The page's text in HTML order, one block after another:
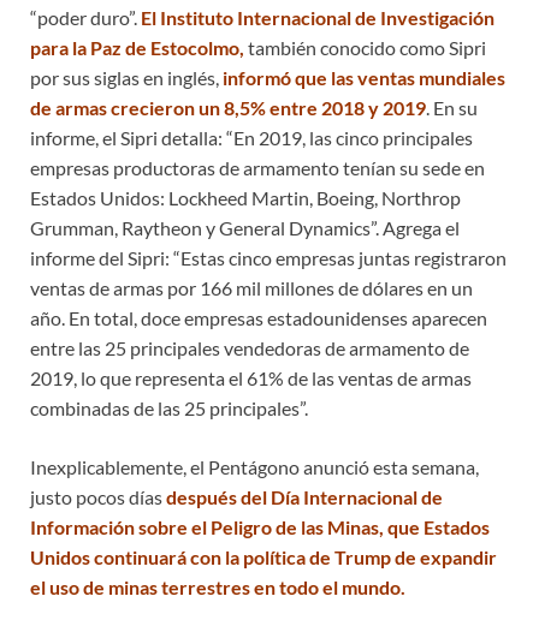
“poder duro”. El Instituto Internacional de Investigación
para la Paz de Estocolmo, también conocido como Sipri
por sus siglas en inglés, informó que las ventas mundiales
de armas crecieron un 8,5% entre 2018 y 2019. En su
informe, el Sipri detalla: “En 2019, las cinco principales
empresas productoras de armamento tenían su sede en
Estados Unidos: Lockheed Martin, Boeing, Northrop
Grumman, Raytheon y General Dynamics”. Agrega el
informe del Sipri: “Estas cinco empresas juntas registraron
ventas de armas por 166 mil millones de dólares en un
año. En total, doce empresas estadounidenses aparecen
entre las 25 principales vendedoras de armamento de
2019, lo que representa el 61% de las ventas de armas
combinadas de las 25 principales”.
Inexplicablemente, el Pentágono anunció esta semana,
justo pocos díasdespués del Día Internacional de
Información sobre el Peligro de las Minas, que Estados
Unidos continuará con la política de Trump de expandir
el uso de minas terrestres en todo el mundo.